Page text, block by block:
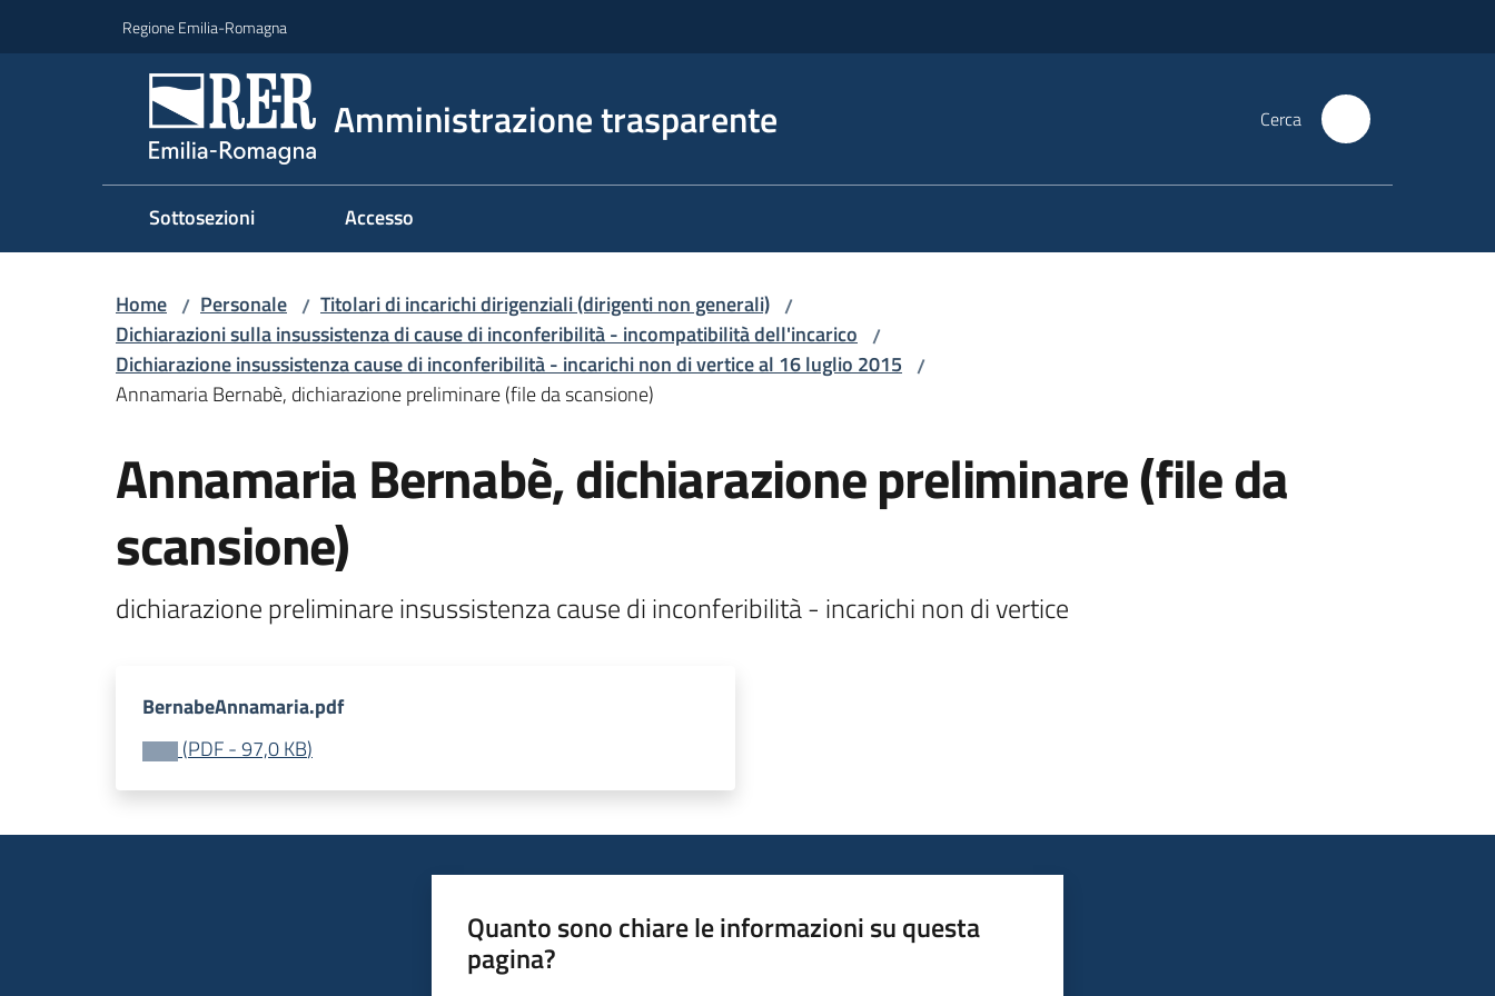
Regione Emilia-Romagna
Amministrazione trasparente Cerca
Sottosezioni Accesso
Home / Personale / Titolari di incarichi dirigenziali (dirigenti non generali) /
Dichiarazioni sulla insussistenza di cause di inconferibilità - incompatibilità dell'incarico /
Dichiarazione insussistenza cause di inconferibilità - incarichi non di vertice al 16 luglio 2015 /
Annamaria Bernabè, dichiarazione preliminare (file da scansione)
Annamaria Bernabè, dichiarazione preliminare (file da
scansione)
dichiarazione preliminare insussistenza cause di inconferibilità - incarichi non di vertice
BernabeAnnamaria.pdf
(PDF-97,0 KB)
Quanto sono chiare le informazioni su questa
pagina?